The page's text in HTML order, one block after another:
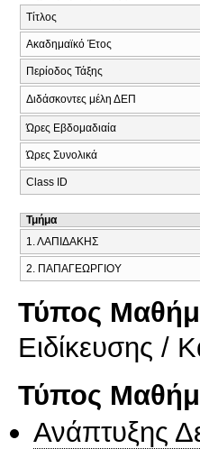
Τίτλος
Ακαδημαϊκό Έτος
Περίοδος Τάξης
Διδάσκοντες μέλη ΔΕΠ
Ώρες Εβδομαδιαία
Ώρες Συνολικά
Class ID
Τμήμα
1. ΛΑΠΙΔΑΚΗΣ
2. ΠΑΠΑΓΕΩΡΓΙΟΥ
Τύπος
Eιδίκευσης /
Τύπος
Ανάπτυξης